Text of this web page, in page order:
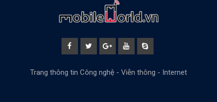
Trang thông tin Công nghệ - Viễn thông - Internet